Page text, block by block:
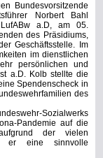
Bundesvorsitzende
Norbert Bahl
a.D, am 05.
des Präsidiums,
Geschäftsstelle. Im
im dienstlichen
persönlichen und
a.D. Kolb stellte die
Spendenscheck in
des
Sozialwerks
Pandemie auf die
der vielen
er eine sinnvolle